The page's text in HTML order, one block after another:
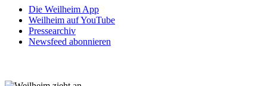
Die Weilheim App
Weilheim auf YouTube
Pressearchiv
Newsfeed abonnieren